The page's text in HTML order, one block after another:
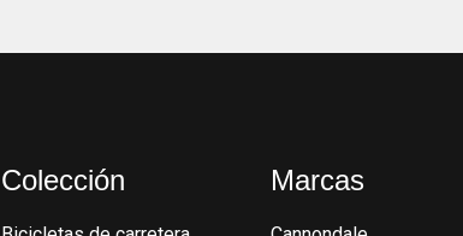
Colección Marcas